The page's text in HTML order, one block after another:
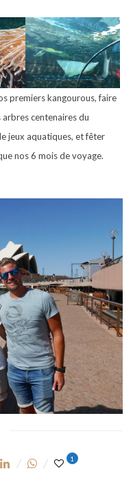
premiers kangourous, faire
arbres centenaires du
jeux aquatiques, et fêter
nos 6 mois de voyage.
1